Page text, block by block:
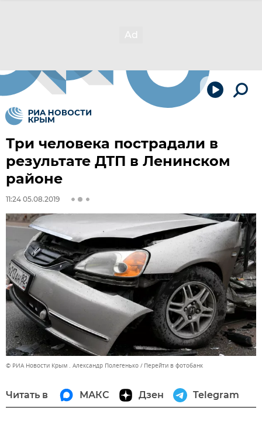
Три человека пострадали в
результате ДТП в Ленинском
районе
11:24 05.08.2019
© РИА Новости Крым . Александр Полегенько Перейти в фотобанк
Читать в МАКС Дзен Telegram